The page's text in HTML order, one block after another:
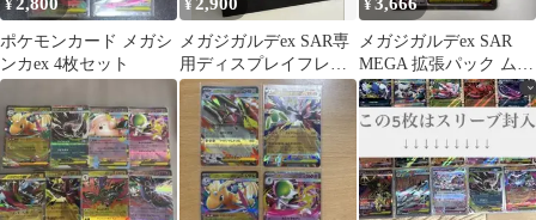
¥
ポケモンカード メガシ
ンカex 4枚セット
¥
メガジガルデex SAR専
用ディスプレイフレー
ム
¥
メガジガルデex SAR
MEGA 拡張パック ムニ
キスゼロ キラ 113/08